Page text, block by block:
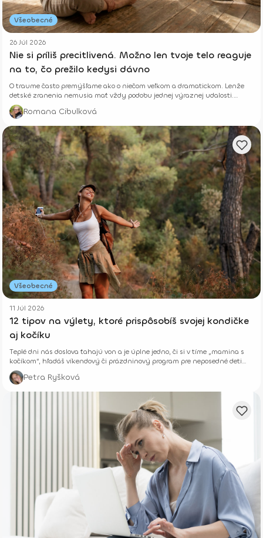
Všeobecné
26 Júl 2026
Nie si príliš precitlivená. Možno len tvoje telo reaguje
na to, čo prežilo kedysi dávno
O traume často premýšľame ako o niečom veľkom a dramatickom. Lenže
detské zranenia nemusia mať vždy podobu jednej výraznej udalosti.
Niekedy rastú potichu.
Romana Cibulková
Všeobecné
11 Júl 2026
12 tipov na výlety, ktoré prispôsobíš svojej kondičke
aj kočíku
Teplé dni nás doslova ťahajú von a je úplne jedno, či si v tíme „mamina s
kočíkom“, hľadáš víkendový či prázdninový program pre neposedné deti
alebo si len chceš vyvetrať hlavu s kamoškou, či partnerom.
Petra Ryšková